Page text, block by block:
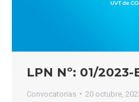
LPN Nº: 01/2023-
Convocatorias 20 octubre,